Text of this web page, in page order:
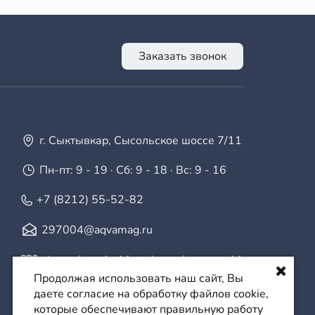
Заказать звонок
г. Сыктывкар, Сысольское шоссе 7/11
Пн-пт: 9 - 19 · Сб: 9 - 18 · Вс: 9 - 16
+7 (8212) 55-52-82
297004@aqvamag.ru
vk.com/aquafor11·vk.com/aquamag11
Продолжая использовать наш сайт, Вы
даете согласие на обработку файлов cookie,
которые обеспечивают правильную работу